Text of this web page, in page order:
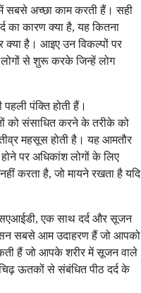
सबसे अच्छा काम करती हैं। सही
का कारण क्या है, यह कितना
क्या है। आइए उन विकल्पों पर
से शुरू करके जिन्हें लोग
पंक्ति होती हैं।
को संसाधित करने के तरीके को
महसूस होती है। यह आमतौर
पर अधिकांश लोगों के लिए
करता है, जो मायने रखता है यदि
एक साथ दर्द और सूजन
सबसे आम उदाहरण हैं जो आपको
हैं जो आपके शरीर में सूजन वाले
ऊतकों से संबंधित पीठ दर्द के